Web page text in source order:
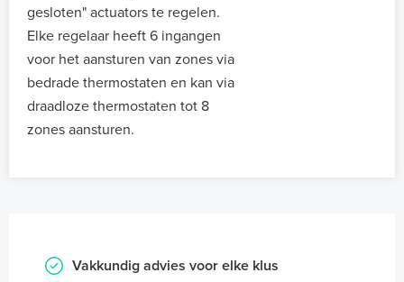
gesloten" actuators te regelen.
Elke regelaar heeft 6 ingangen
voor het aansturen van zones via
bedrade thermostaten en kan via
draadloze thermostaten tot 8
zones aansturen.
Vakkundig advies voor elke klus